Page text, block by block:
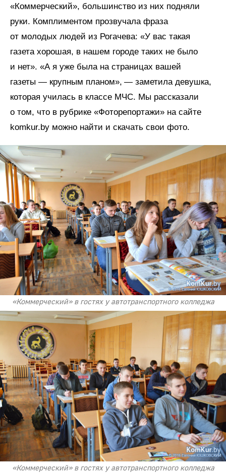
«Коммерческий», большинство из них подняли
руки. Комплиментом прозвучала фраза
от молодых людей из Рогачева: «У вас такая
газета хорошая, в нашем городе таких не было
и нет». «А я уже была на страницах вашей
газеты — крупным планом», — заметила девушка,
которая училась в классе МЧС. Мы рассказали
о том, что в рубрике «Фоторепортажи» на сайте
komkur.by можно найти и скачать свои фото.
«Коммерческий» в гостях у автотранспортного колледжа
«Коммерческий» в гостях у автотранспортного колледжа